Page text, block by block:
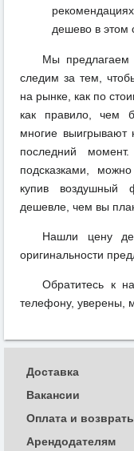
дешево в этом
Мы предлагаем
следим за тем,
на рынке, как по
как правило, чем
многие выигрывают
последний
подсказками,
купив воздушный
дешевле, чем вы
Нашли цену
оригинальности
Обратитесь к
телефону, уверены,
Доставка
Вакансии
Оплата и
Арендодателям